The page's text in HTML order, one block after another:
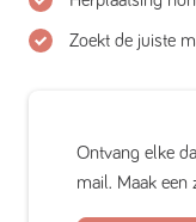
Zoekt de juiste
Ontvang elke
mail. Maak een